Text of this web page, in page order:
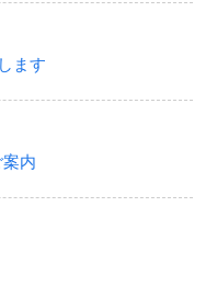
ます
内